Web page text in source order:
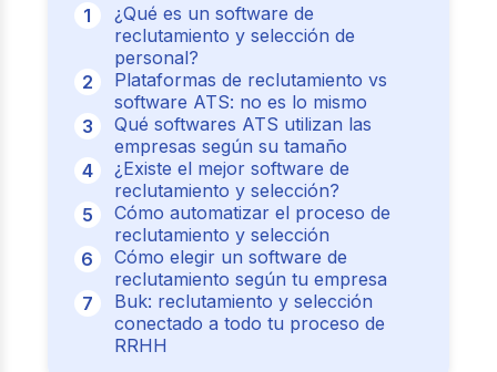
¿Qué es un software de
reclutamiento y selección de
personal?
Plataformas de reclutamiento vs
software ATS: no es lo mismo
Qué softwares ATS utilizan las
empresas según su tamaño
¿Existe el mejor software de
reclutamiento y selección?
Cómo automatizar el proceso de
reclutamiento y selección
Cómo elegir un software de
reclutamiento según tu empresa
Buk: reclutamiento y selección
conectado a todo tu proceso de
RRHH